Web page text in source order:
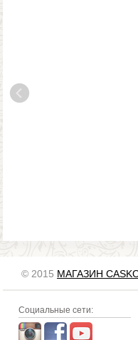
© 2015 МАГАЗИН
Социальные сети: